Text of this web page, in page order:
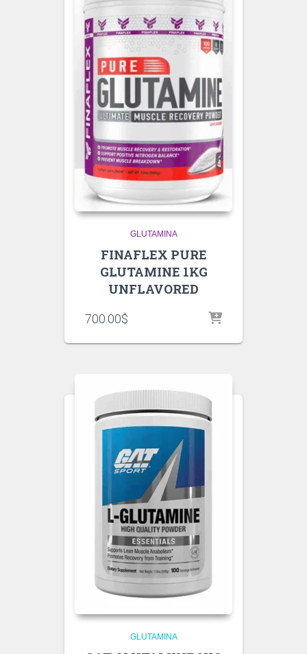
GLUTAMINA
FINAFLEX PURE
GLUTAMINE 1KG
UNFLAVORED
700.00$
GLUTAMINA